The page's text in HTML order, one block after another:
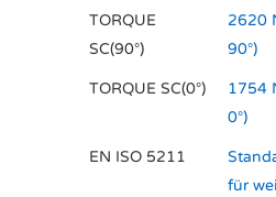
TORQUE
SC(90°)
2620
90°)
TORQUE SC(0°)
1754
0°)
EN ISO 5211
für